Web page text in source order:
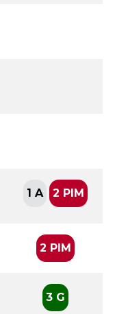
1 A 2 PIM
2 PIM
3 G